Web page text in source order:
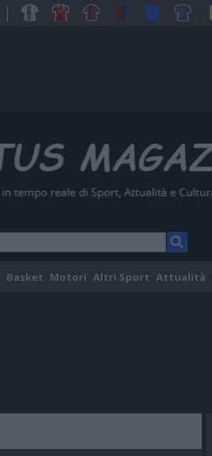
Basket Motori Altri Sport Attualità